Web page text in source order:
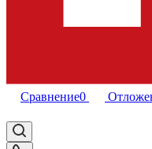
Сравнение0